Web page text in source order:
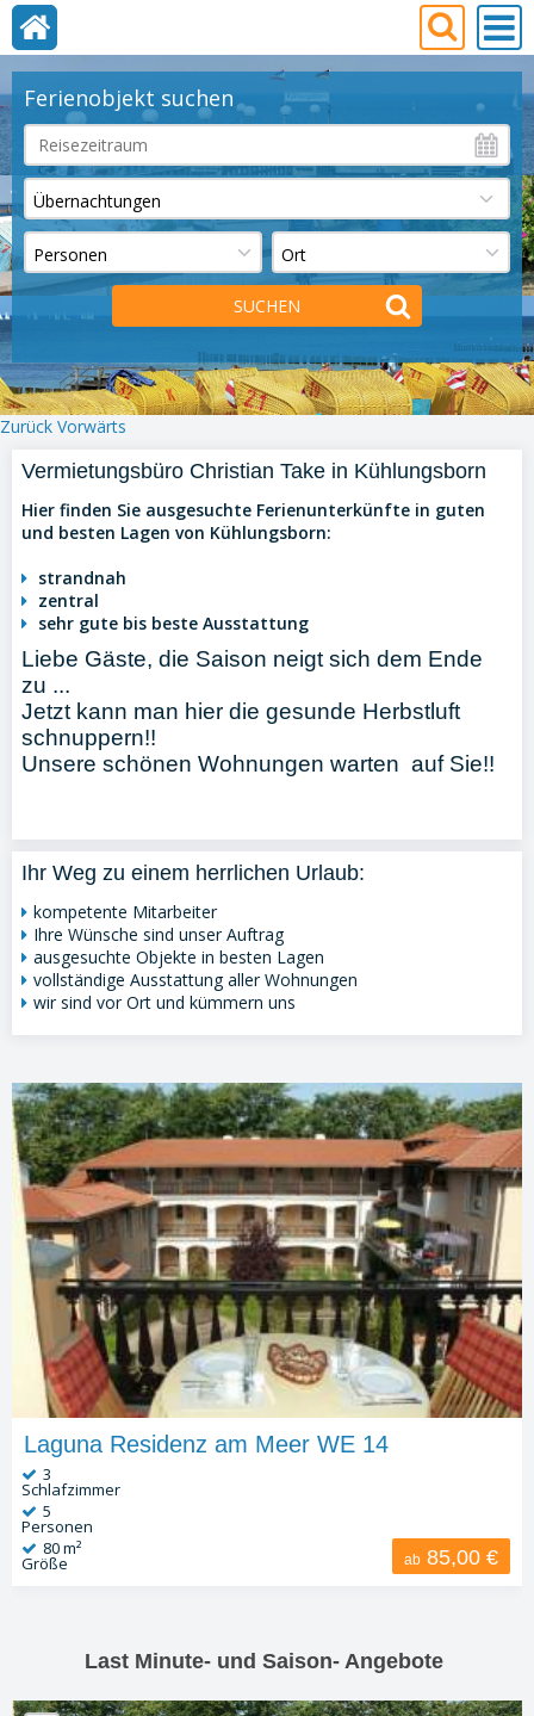
Zurück Vorwärts
Ferienobjekt suchen
Vermietungsbüro Christian Take in Kühlungsborn
Hier finden Sie ausgesuchte Ferienunterkünfte in guten
und besten Lagen von Kühlungsborn:
strandnah
zentral
sehr gute bis beste Ausstattung
Liebe Gäste, die Saison neigt sich dem Ende
zu ...
Jetzt kann man hier die gesunde Herbstluft
schnuppern!!
Unsere schönen Wohnungen warten auf Sie!!
Ihr Weg zu einem herrlichen Urlaub:
kompetente Mitarbeiter
Ihre Wünsche sind unser Auftrag
ausgesuchte Objekte in besten Lagen
vollständige Ausstattung aller Wohnungen
wir sind vor Ort und kümmern uns
Laguna Residenz am Meer WE 14
ab 85,00 €
3
Schlafzimmer
5
Personen
80 m²
Größe
Last Minute- und Saison- Angebote